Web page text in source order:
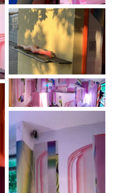
Foto: Ena
Oppenheimer
Foto: Ena